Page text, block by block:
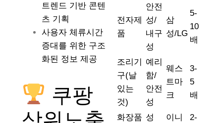
트렌드 기반 콘텐
츠 기획
사용자 체류시간
증대를 위한 구조
화된 정보 제공
쿠팡
전자제
품
안전
성/
내구
성
삼
성/LG
5-
10
배
조리기
구(날
있는
것)
예리
함/
안전
성
웨스
트마
크
3-
5
배
화장품 성
이니
2-